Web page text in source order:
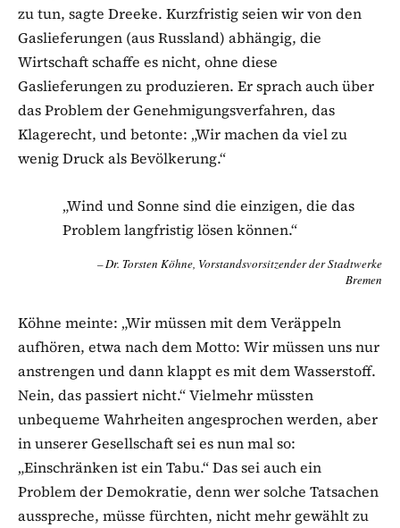
zu tun, sagte Dreeke. Kurzfristig seien wir von den
Gaslieferungen (aus Russland) abhängig, die
Wirtschaft schaffe es nicht, ohne diese
Gaslieferungen zu produzieren. Er sprach auch über
das Problem der Genehmigungsverfahren, das
Klagerecht, und betonte: „Wir machen da viel zu
wenig Druck als Bevölkerung.“
„Wind und Sonne sind die einzigen, die das
Problem langfristig lösen können.“
Dr. Torsten Köhne, Vorstandsvorsitzender der Stadtwerke
Bremen
Köhne meinte: „Wir müssen mit dem Veräppeln
aufhören, etwa nach dem Motto: Wir müssen uns nur
anstrengen und dann klappt es mit dem Wasserstoff.
Nein, das passiert nicht.“ Vielmehr müssten
unbequeme Wahrheiten angesprochen werden, aber
in unserer Gesellschaft sei es nun mal so:
„Einschränken ist ein Tabu.“ Das sei auch ein
Problem der Demokratie, denn wer solche Tatsachen
ausspreche, müsse fürchten, nicht mehr gewählt zu